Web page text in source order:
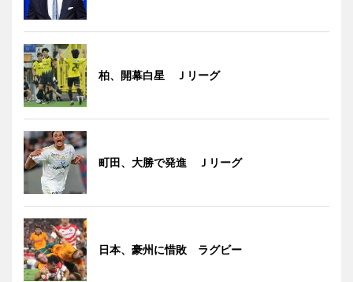
柏、開幕白星 Ｊリーグ
町田、大勝で発進 Ｊリーグ
日本、豪州に惜敗 ラグビー